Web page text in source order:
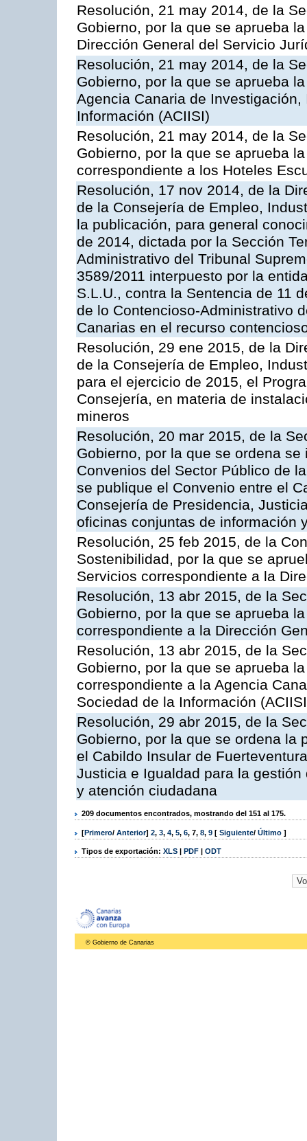
Resolución, 21 may 2014, de la
Gobierno, por la que se aprueba
Dirección General del Servicio
Resolución, 21 may 2014, de la
Gobierno, por la que se aprueba
Agencia Canaria de
Información (ACIISI)
Resolución, 21 may 2014, de la
Gobierno, por la que se aprueba
correspondiente a los Hoteles
Resolución, 17 nov 2014, de la
de la Consejería de Empleo,
la publicación, para general
de 2014, dictada por la Sección
Administrativo del Tribunal
3589/2011 interpuesto por la
S.L.U., contra la Sentencia de 11
de lo Contencioso-Administrativo
Canarias en el recurso
Resolución, 29 ene 2015, de la
de la Consejería de Empleo,
para el ejercicio de 2015, el
Consejería, en materia de
mineros
Resolución, 20 mar 2015, de la
Gobierno, por la que se ordena
Convenios del Sector Público de
se publique el Convenio entre el
Consejería de Presidencia,
oficinas conjuntas de información
Resolución, 25 feb 2015, de la
Sostenibilidad, por la que se
Servicios correspondiente a la
Resolución, 13 abr 2015, de la
Gobierno, por la que se aprueba
correspondiente a la Dirección
Resolución, 13 abr 2015, de la
Gobierno, por la que se aprueba
correspondiente a la Agencia
Sociedad de la Información
Resolución, 29 abr 2015, de la
Gobierno, por la que se ordena la
el Cabildo Insular de
Justicia e Igualdad para la
y atención ciudadana
209 documentos encontrados, mostrando del 151 al 175.
[Primero/ Anterior] 2, 3, 4, 5, 6, 7, 8, 9 [ Siguiente/ Último ]
Tipos de exportación: XLS | PDF | ODT
© Gobierno de Canarias